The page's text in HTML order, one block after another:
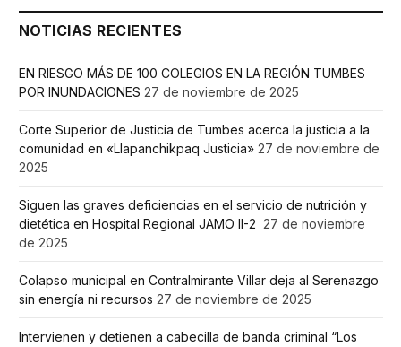
NOTICIAS RECIENTES
EN RIESGO MÁS DE 100 COLEGIOS EN LA REGIÓN TUMBES
POR INUNDACIONES 27 de noviembre de 2025
Corte Superior de Justicia de Tumbes acerca la justicia a la
comunidad en «Llapanchikpaq Justicia» 27 de noviembre de
2025
Siguen las graves deficiencias en el servicio de nutrición y
dietética en Hospital Regional JAMO II-2 27 de noviembre
de 2025
Colapso municipal en Contralmirante Villar deja al Serenazgo
sin energía ni recursos 27 de noviembre de 2025
Intervienen y detienen a cabecilla de banda criminal “Los